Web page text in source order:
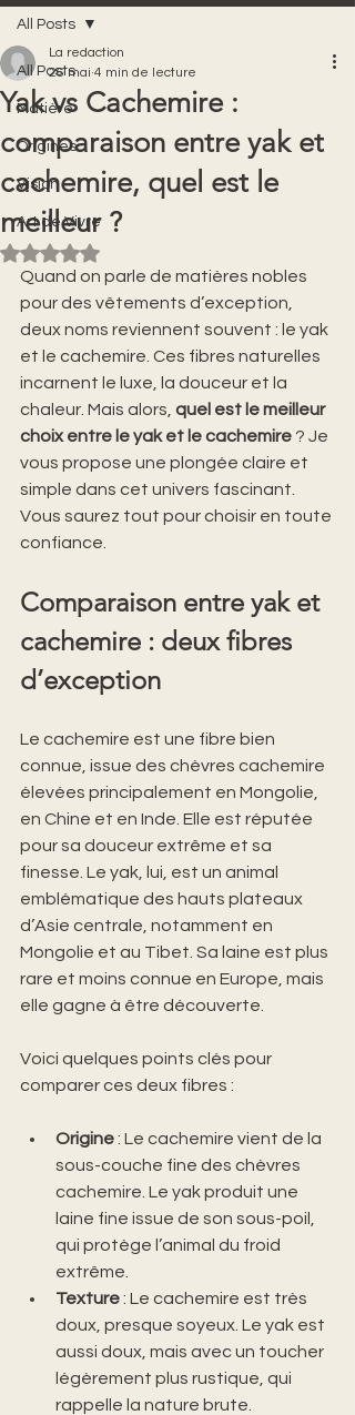
All Posts
Matière
Origines
Vision
Art de Vivre
All Posts
Yak vs Cachemire :
comparaison entre yak et
cachemire, quel est le
meilleur ?
La redaction
26 mai 4 min de lecture
Noté NaN étoiles sur 5.
Quand on parle de matières nobles
pour des vêtements d’exception,
deux noms reviennent souvent : le yak
et le cachemire. Ces fibres naturelles
incarnent le luxe, la douceur et la
chaleur. Mais alors, quel est le meilleur
choix entre le yak et le cachemire ? Je
vous propose une plongée claire et
simple dans cet univers fascinant.
Vous saurez tout pour choisir en toute
confiance.
Comparaison entre yak et
cachemire : deux fibres
d’exception
Le cachemire est une fibre bien
connue, issue des chèvres cachemire
élevées principalement en Mongolie,
en Chine et en Inde. Elle est réputée
pour sa douceur extrême et sa
finesse. Le yak, lui, est un animal
emblématique des hauts plateaux
d’Asie centrale, notamment en
Mongolie et au Tibet. Sa laine est plus
rare et moins connue en Europe, mais
elle gagne à être découverte.
Voici quelques points clés pour
comparer ces deux fibres :
Origine : Le cachemire vient de la
sous-couche fine des chèvres
cachemire. Le yak produit une
laine fine issue de son sous-poil,
qui protège l’animal du froid
extrême.
Texture : Le cachemire est très
doux, presque soyeux. Le yak est
aussi doux, mais avec un toucher
légèrement plus rustique, qui
rappelle la nature brute.